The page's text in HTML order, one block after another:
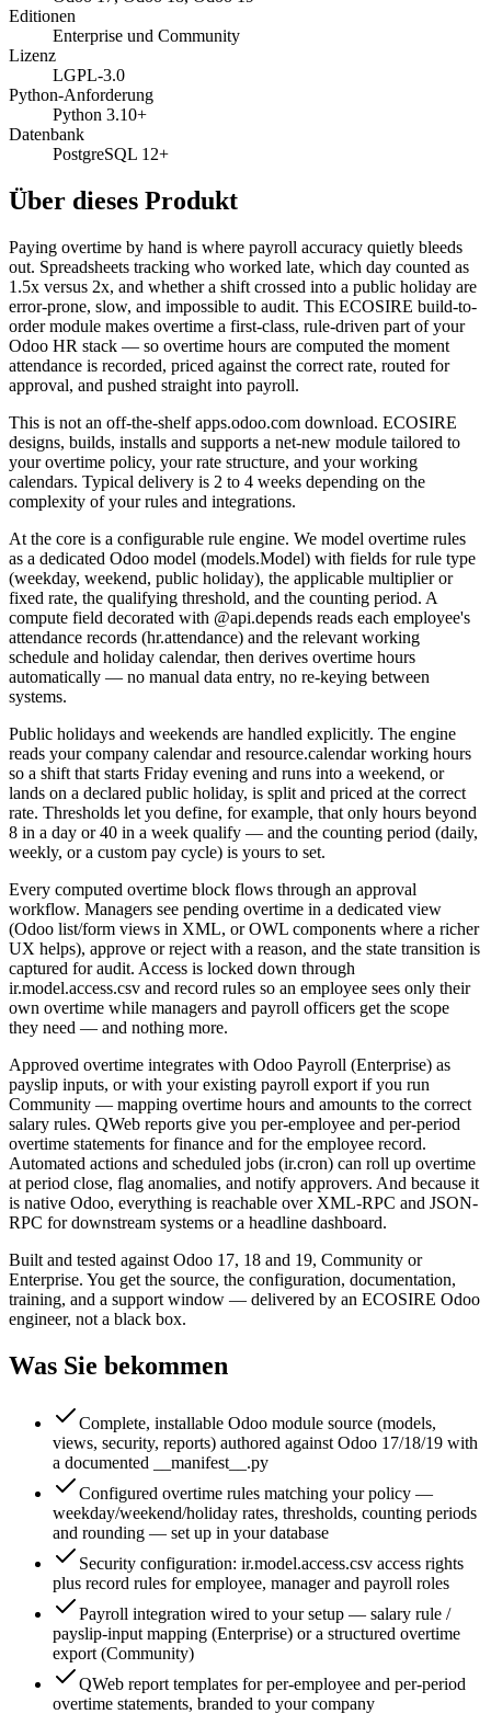
Editionen
Enterprise und Community
Lizenz
LGPL-3.0
Python-Anforderung
Python 3.10+
Datenbank
PostgreSQL 12+
Über dieses Produkt
Paying overtime by hand is where payroll accuracy quietly bleeds
out. Spreadsheets tracking who worked late, which day counted as
1.5x versus 2x, and whether a shift crossed into a public holiday are
error-prone, slow, and impossible to audit. This ECOSIRE build-to-
order module makes overtime a first-class, rule-driven part of your
Odoo HR stack — so overtime hours are computed the moment
attendance is recorded, priced against the correct rate, routed for
approval, and pushed straight into payroll.
This is not an off-the-shelf apps.odoo.com download. ECOSIRE
designs, builds, installs and supports a net-new module tailored to
your overtime policy, your rate structure, and your working
calendars. Typical delivery is 2 to 4 weeks depending on the
complexity of your rules and integrations.
At the core is a configurable rule engine. We model overtime rules
as a dedicated Odoo model (models.Model) with fields for rule type
(weekday, weekend, public holiday), the applicable multiplier or
fixed rate, the qualifying threshold, and the counting period. A
compute field decorated with @api.depends reads each employee's
attendance records (hr.attendance) and the relevant working
schedule and holiday calendar, then derives overtime hours
automatically — no manual data entry, no re-keying between
systems.
Public holidays and weekends are handled explicitly. The engine
reads your company calendar and resource.calendar working hours
so a shift that starts Friday evening and runs into a weekend, or
lands on a declared public holiday, is split and priced at the correct
rate. Thresholds let you define, for example, that only hours beyond
8 in a day or 40 in a week qualify — and the counting period (daily,
weekly, or a custom pay cycle) is yours to set.
Every computed overtime block flows through an approval
workflow. Managers see pending overtime in a dedicated view
(Odoo list/form views in XML, or OWL components where a richer
UX helps), approve or reject with a reason, and the state transition is
captured for audit. Access is locked down through
ir.model.access.csv and record rules so an employee sees only their
own overtime while managers and payroll officers get the scope
they need — and nothing more.
Approved overtime integrates with Odoo Payroll (Enterprise) as
payslip inputs, or with your existing payroll export if you run
Community — mapping overtime hours and amounts to the correct
salary rules. QWeb reports give you per-employee and per-period
overtime statements for finance and for the employee record.
Automated actions and scheduled jobs (ir.cron) can roll up overtime
at period close, flag anomalies, and notify approvers. And because it
is native Odoo, everything is reachable over XML-RPC and JSON-
RPC for downstream systems or a headline dashboard.
Built and tested against Odoo 17, 18 and 19, Community or
Enterprise. You get the source, the configuration, documentation,
training, and a support window — delivered by an ECOSIRE Odoo
engineer, not a black box.
Was Sie bekommen
Complete, installable Odoo module source (models,
views, security, reports) authored against Odoo 17/18/19 with
a documented __manifest__.py
Configured overtime rules matching your policy —
weekday/weekend/holiday rates, thresholds, counting periods
and rounding — set up in your database
Security configuration: ir.model.access.csv access rights
plus record rules for employee, manager and payroll roles
Payroll integration wired to your setup — salary rule /
payslip-input mapping (Enterprise) or a structured overtime
export (Community)
QWeb report templates for per-employee and per-period
overtime statements, branded to your company